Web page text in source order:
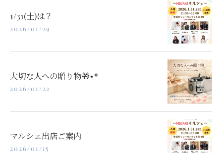
1/31(土)は？
2026/01/29
大切な人への贈り物🎁⋆*
2026/01/22
マルシェ出店ご案内
2026/01/15